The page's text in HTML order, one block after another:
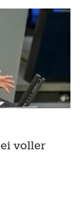
voller